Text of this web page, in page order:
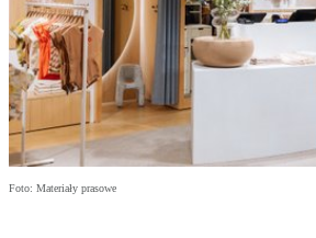
Foto: Materiały prasowe